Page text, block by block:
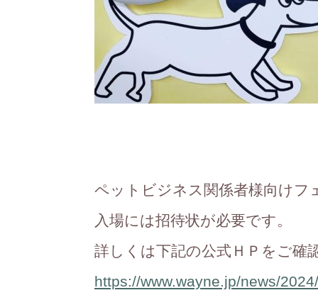
ペットビジネス関係者様向けフ
入場には招待状が必要です。
詳しくは下記の公式ＨＰをご確
https://www.wayne.jp/news/